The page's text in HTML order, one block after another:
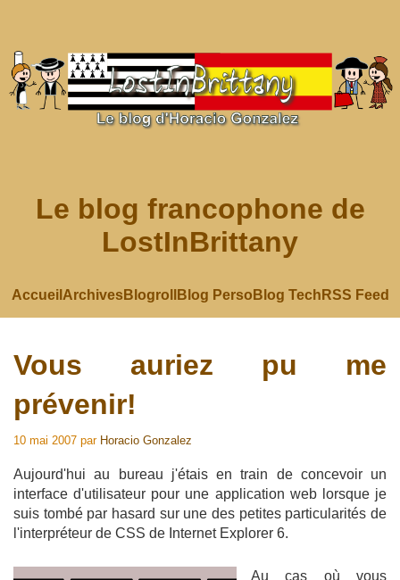
Le blog francophone de
LostInBrittany
Accueil ArchivesBlogroll Blog Perso Blog Tech RSS Feed
Vous auriez pu me
prévenir!
10 mai 2007 par Horacio Gonzalez
Aujourd'hui au bureau j'étais en train de concevoir un
interface d'utilisateur pour une application web lorsque je
suis tombé par hasard sur une des petites particularités de
l'interpréteur de CSS de Internet Explorer 6.
Au cas où vous